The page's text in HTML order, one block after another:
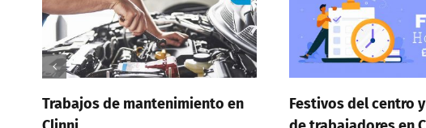
mantenimiento en
Festivos del centro y horarios